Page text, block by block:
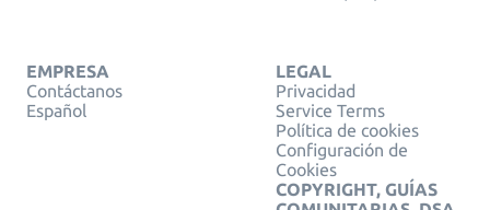
EMPRESA
Contáctanos
Español
LEGAL
Privacidad
Service Terms
Política de cookies
Configuración de
Cookies
COPYRIGHT, GUÍAS